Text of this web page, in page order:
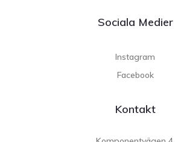
Sociala Medier
Instagram
Facebook
Kontakt